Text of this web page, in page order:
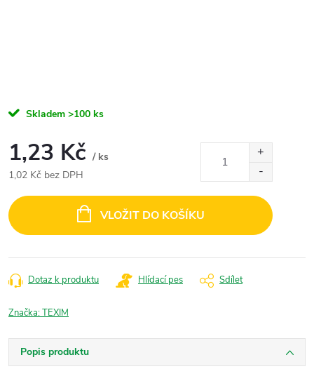
Skladem >100 ks
1,23 Kč / ks
1,02 Kč bez DPH
cena:
VLOŽIT DO KOŠÍKU
Dotaz k produktu Hlídací pes Sdílet
Značka:TEXIM
Popis produktu